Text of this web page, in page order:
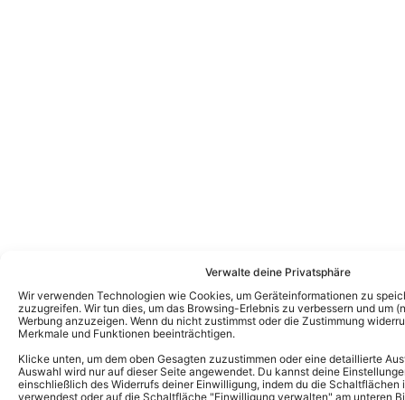
Verwalte deine Privatsphäre
Wir verwenden Technologien wie Cookies, um Geräteinformationen zu
zuzugreifen. Wir tun dies, um das Browsing-Erlebnis zu verbessern und um
Werbung anzuzeigen. Wenn du nicht zustimmst oder die Zustimmung
Merkmale und Funktionen beeinträchtigen.
Klicke unten, um dem oben Gesagten zuzustimmen oder eine detaillierte
Auswahl wird nur auf dieser Seite angewendet. Du kannst deine
einschließlich des Widerrufs deiner Einwilligung, indem du die
verwendest oder auf die Schaltfläche "Einwilligung verwalten" am unteren
Kevin Drewes
CHEFREDAKTEUR
Kevin Drewes ist seit über 10 Jahren im